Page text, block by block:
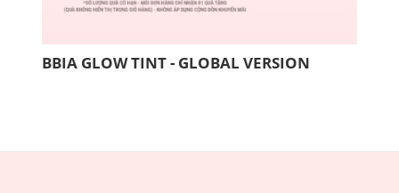
BBIA GLOW TINT - GLOBAL VERSION